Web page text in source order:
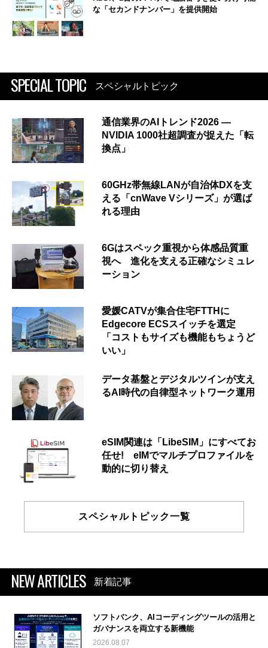
な「セカンドナンバー」を提供開始
SPECIAL TOPIC スペシャルトピック
通信業界のAIトレンド2026 ―
NVIDIA 1000社超調査が捉えた「転
換点」
60GHz帯無線LANが自治体DXを支
える「cnWave Vシリーズ」が選ば
れる理由
6Gはスペック重視から体感品質重
視へ 進化を支える正確なシミュレ
ーション
愛媛CATVが集合住宅FTTHに
Edgecore ECSスイッチを選定
「コストもサイズも機能もちょうど
いい」
データ基盤とデジタルツインが支え
るAI時代の自律型ネットワーク運用
eSIM関連は「LibeSIM」にすべてお
任せ! eIMでマルチプロファイルを
動的に切り替え
スペシャルトピック一覧
NEW ARTICLES 新着記事
ソフトバンク、AIコーディングツールの活用と
ガバナンスを両立する新機能
2026.08.07